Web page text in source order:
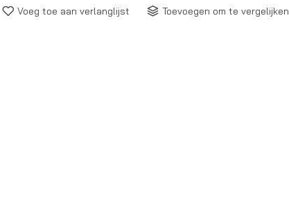
Voeg toe aan verlanglijst Toevoegen om te vergelijken